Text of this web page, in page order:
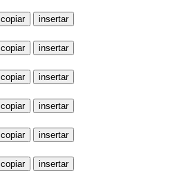
copiar insertar
copiar insertar
copiar insertar
copiar insertar
copiar insertar
copiar insertar